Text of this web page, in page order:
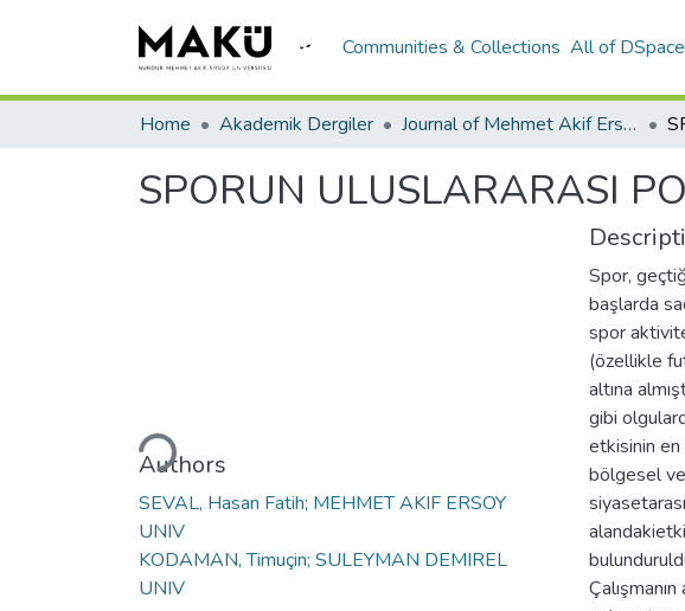
Communities & Collections All of DSpace
Home Akademik Dergiler Journal of Mehmet Akif Ersoy University Economics and Administrative Sciences Faculty
SPORUN ULUSLARARASI
Loading...
Authors
SEVAL, Hasan Fatih; MEHMET AKIF ERSOY
UNIV
KODAMAN, Timuçin; SULEYMAN DEMIREL
UNIV
Spor,
başlarda
spor
(özellikle
altına
gibi
etkisinin
bölgesel